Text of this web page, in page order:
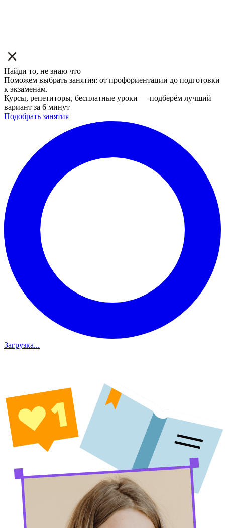
Найди то, не знаю что
Поможем выбрать занятия: от профориентации до подготовки
к экзаменам.
Курсы, репетиторы, бесплатные уроки — подберём лучший
вариант за 6 минут
Подобрать занятия
Загрузка...